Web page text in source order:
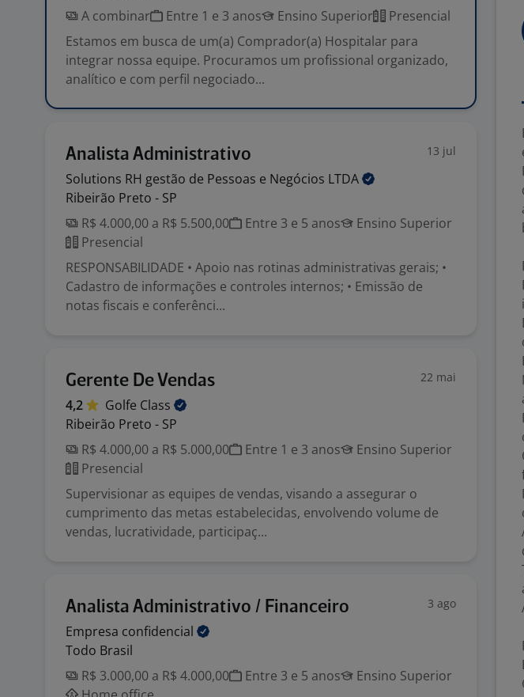
A combinar
Entre 1 e 3 anos Ensino Superior
Presencial
Estamos em busca de um(a) Comprador(a) Hospitalar para
integrar nossa equipe. Procuramos um profissional organizado,
analítico e com perfil negociado...
Analista Administrativo 13 jul
Solutions RH gestão de Pessoas e Negócios LTDA
Ribeirão Preto - SP
R$ 4.000,00 a R$ 5.500,00
Entre 3 e 5 anos
Ensino Superior
Presencial
RESPONSABILIDADE • Apoio nas rotinas administrativas gerais; •
Cadastro de informações e controles internos; • Emissão de
notas fiscais e conferênci...
Gerente De Vendas 22 mai
4,2 Golfe Class
Ribeirão Preto - SP
R$ 4.000,00 a R$ 5.000,00
Entre 1 e 3 anos
Ensino Superior
Presencial
Supervisionar as equipes de vendas, visando a assegurar o
cumprimento das metas estabelecidas, envolvendo volume de
vendas, lucratividade, participaç...
Analista Administrativo / Financeiro 3 ago
Empresa confidencial
Todo Brasil
R$ 3.000,00 a R$ 4.000,00
Entre 3 e 5 anos
Ensino Superior